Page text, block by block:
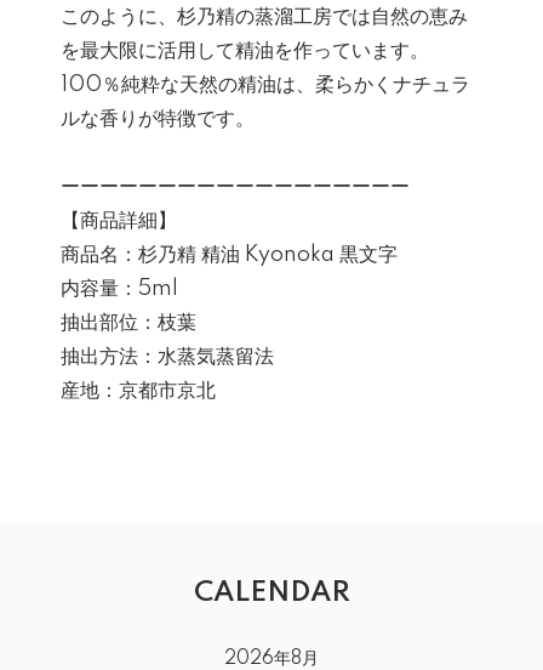
このように、杉乃精の蒸溜工房では自然の恵み
を最大限に活用して精油を作っています。
100％純粋な天然の精油は、柔らかくナチュラ
ルな香りが特徴です。
ーーーーーーーーーーーーーーーーーー
【商品詳細】
商品名：杉乃精 精油 Kyonoka 黒文字
内容量：5ml
抽出部位：枝葉
抽出方法：水蒸気蒸留法
産地：京都市京北
CALENDAR
2026年8月